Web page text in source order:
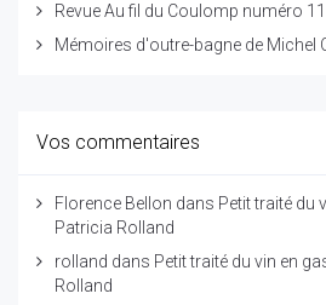
Revue Au fil du Coulomp numéro 11
Mémoires d'outre-bagne de Michel
Vos commentaires
Florence Bellon dans Petit traité du
Patricia Rolland
rolland dans Petit traité du vin en
Rolland